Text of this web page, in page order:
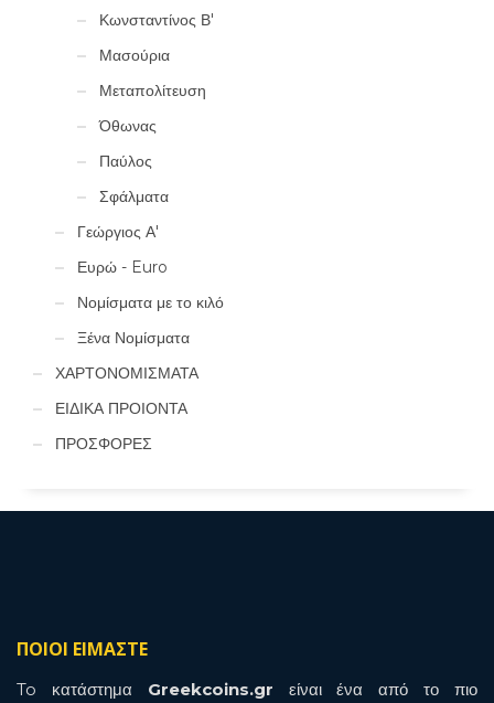
Κωνσταντίνος Β'
Μασούρια
Μεταπολίτευση
Όθωνας
Παύλος
Σφάλματα
Γεώργιος Α'
Ευρώ - Euro
Νομίσματα με το κιλό
Ξένα Νομίσματα
ΧΑΡΤΟΝΟΜΙΣΜΑΤΑ
ΕΙΔΙΚΑ ΠΡΟΙΟΝΤΑ
ΠΡΟΣΦΟΡΕΣ
ΠΟΙΟΙ ΕΙΜΑΣΤΕ
To κατάστημα Greekcoins.gr είναι ένα από το πιο